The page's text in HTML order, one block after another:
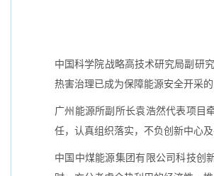
中国科学院战略高技术研究局副研
热害治理已成为保障能源安全开采
广州能源所副所长袁浩然代表项目
任，认真组织落实，不负创新中心
中国中煤能源集团有限公司科技创